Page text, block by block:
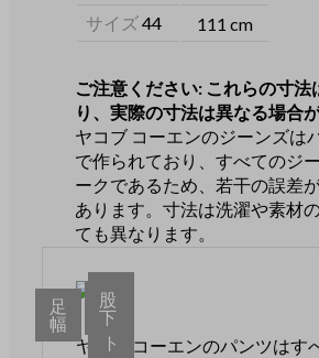
サイズ44 111 cm
ご注意ください: これらの寸法
り、実際の寸法は異なる場合
ヤコブ コーエンのジーンズは
で作られており、すべてのジ
ークであるため、若干の誤差
あります。寸法は洗濯や素材
ても異なります。
ウ
エ
ス
ト
股
下
足
幅
ヤコブ コーエンのパンツはす